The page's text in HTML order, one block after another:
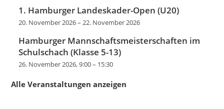
1. Hamburger Landeskader-Open (U20)
20. November 2026–22. November 2026
Hamburger Mannschaftsmeisterschaften im
Schulschach (Klasse 5-13)
26. November 2026, 9:00– 15:30
Alle Veranstaltungen anzeigen